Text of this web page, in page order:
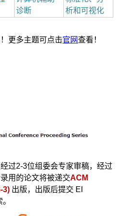
诊断
析和可视化
更多主题可点击官网查看！
过2-3位组委会专家审稿，经过
用的论文将被递交ACM
3) 出版，出版后提交 EI